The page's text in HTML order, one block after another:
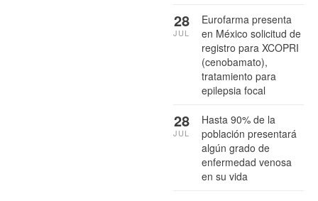
Eurofarma presenta
en México solicitud de
registro para XCOPRI
(cenobamato),
tratamiento para
epilepsia focal
28
JUL
Hasta 90% de la
población presentará
algún grado de
enfermedad venosa
en su vida
28
JUL